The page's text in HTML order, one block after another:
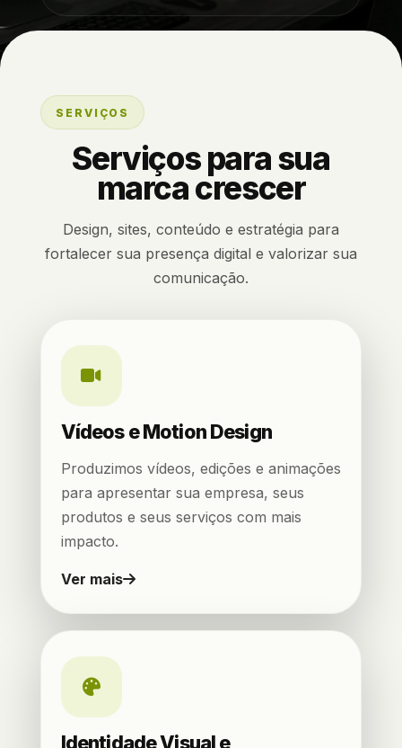
SERVIÇOS
Serviços para sua
marca crescer
Design, sites, conteúdo e estratégia para
fortalecer sua presença digital e valorizar sua
comunicação.
Vídeos e Motion Design
Produzimos vídeos, edições e animações
para apresentar sua empresa, seus
produtos e seus serviços com mais
impacto.
Ver mais
Identidade Visual e